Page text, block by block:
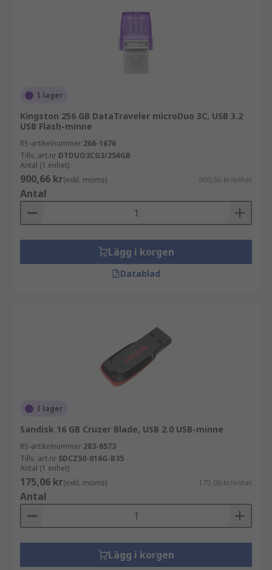
I lager
Kingston 256 GB DataTraveler microDuo 3C, USB 3.2
USB Flash-minne
RS-artikelnummer 266-1676
Tillv. art.nr DTDUO3CG3/256GB
Antal (1 enhet)
900,66 kr(exkl. moms) 900,66 kr/enhet
Antal
Lägg i korgen
Datablad
I lager
Sandisk 16 GB Cruzer Blade, USB 2.0 USB-minne
RS-artikelnummer 283-6573
Tillv. art.nr SDCZ50-016G-B35
Antal (1 enhet)
175,06 kr(exkl. moms) 175,06 kr/enhet
Antal
Lägg i korgen